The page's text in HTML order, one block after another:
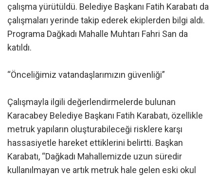
çalışma yürütüldü. Belediye Başkanı Fatih Karabatı da
çalışmaları yerinde takip ederek ekiplerden bilgi aldı.
Programa Dağkadı Mahalle Muhtarı Fahri San da
katıldı.
“Önceliğimiz vatandaşlarımızın güvenliği”
Çalışmayla ilgili değerlendirmelerde bulunan
Karacabey Belediye Başkanı Fatih Karabatı, özellikle
metruk yapıların oluşturabileceği risklere karşı
hassasiyetle hareket ettiklerini belirtti. Başkan
Karabatı, “Dağkadı Mahallemizde uzun süredir
kullanılmayan ve artık metruk hale gelen eski okul